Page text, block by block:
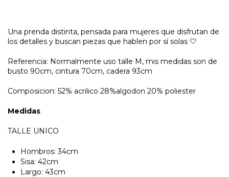
Una prenda distinta, pensada para mujeres que disfrutan de
los detalles y buscan piezas que hablen por sí solas 🤍
Referencia: Normalmente uso talle M, mis medidas son de
busto 90cm, cintura 70cm, cadera 93cm
Composicion: 52% acrilico 28%algodon 20% poliester
Medidas
TALLE UNICO
Hombros: 34cm
Sisa: 42cm
Largo: 43cm